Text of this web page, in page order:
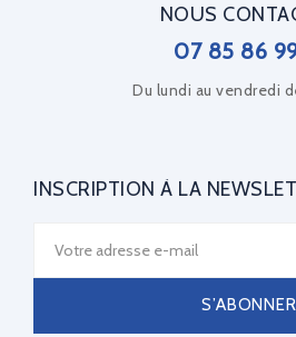
NOUS
07 85 86
Du lundi au vendredi
INSCRIPTION À LA